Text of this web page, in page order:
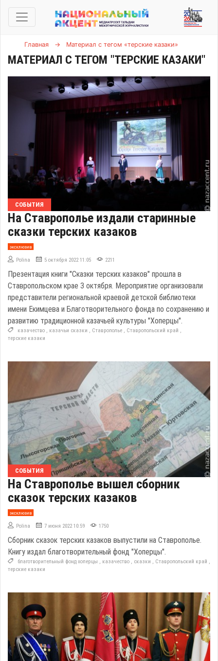
Главная → Материал с тегом «терские казаки»
МАТЕРИАЛ С ТЕГОМ "ТЕРСКИЕ КАЗАКИ"
СОБЫТИЯ
На Ставрополье издали старинные
сказки терских казаков
эксклюзив
Polina 5 октября 2022 11:05 2211
Презентация книги "Сказки терских казаков" прошла в
Ставропольском крае 3 октября. Мероприятие организовали
представители региональной краевой детской библиотеки
имени Екимцева и Благотворительного фонда по сохранению и
развитию традиционной казачьей культуры "Хоперцы".
казачество , казачьи сказки , Ставрополье , Ставропольский край ,
терские казаки
СОБЫТИЯ
На Ставрополье вышел сборник
сказок терских казаков
эксклюзив
Polina 7 июня 2022 10:59 1750
Сборник сказок терских казаков выпустили на Ставрополье.
Книгу издал благотворительный фонд "Хоперцы".
благотворительный фонд хоперцы , казачество , сказки , Ставропольский край ,
терские казаки